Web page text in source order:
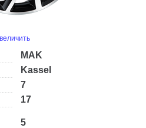
MAK
Kassel
7
17
5